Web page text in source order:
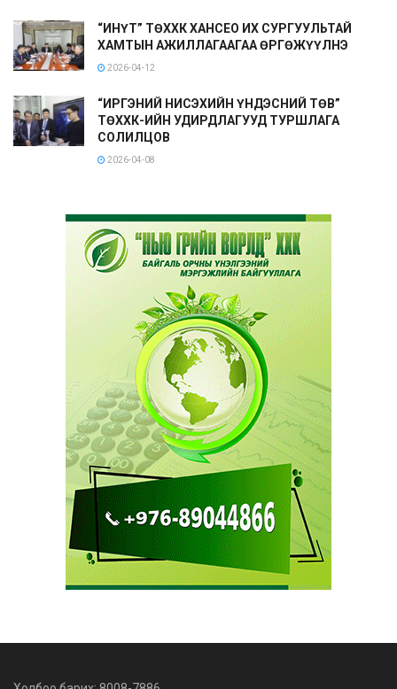
“ИНҮТ” ТӨХХК ХАНСЕО ИХ СУРГУУЛЬТАЙ
ХАМТЫН АЖИЛЛАГААГАА ӨРГӨЖҮҮЛНЭ
2026-04-12
“ИРГЭНИЙ НИСЭХИЙН ҮНДЭСНИЙ ТӨВ”
ТӨХХК-ИЙН УДИРДЛАГУУД ТУРШЛАГА
СОЛИЛЦОВ
2026-04-08